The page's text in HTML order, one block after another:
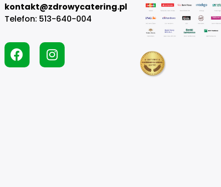
kontakt@zdrowycatering.pl
Telefon: 513-640-004